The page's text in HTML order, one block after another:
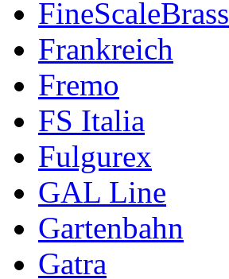
FineScaleBrass
Frankreich
Fremo
FS Italia
Fulgurex
GAL Line
Gartenbahn
Gatra